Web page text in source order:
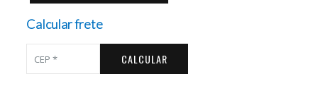
Calcular frete
CALCULAR